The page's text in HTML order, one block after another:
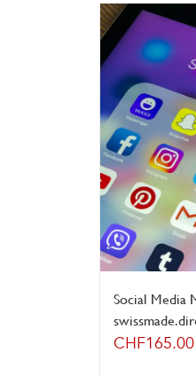
Social Media
CHF165.00